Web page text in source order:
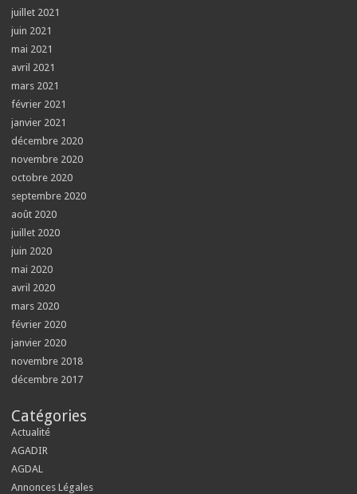
juillet 2021
juin 2021
mai 2021
avril 2021
mars 2021
février 2021
janvier 2021
décembre 2020
novembre 2020
octobre 2020
septembre 2020
août 2020
juillet 2020
juin 2020
mai 2020
avril 2020
mars 2020
février 2020
janvier 2020
novembre 2018
décembre 2017
Catégories
Actualité
AGADIR
AGDAL
Annonces Légales